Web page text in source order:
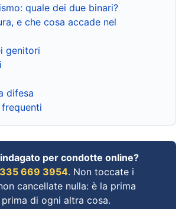
quale dei due binari?
e che cosa accade nel
genitori
difesa
per condotte online?
669 3954. Non toccate i
cancellate nulla: è la prima
di ogni altra cosa.